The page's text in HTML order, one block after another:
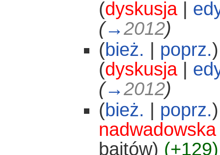
(dyskusja|
(→2012)
(bież. poprz.)
(dyskusja|
(→2012)
(bież. poprz.)
nadwadowska
bajtów) (+129)